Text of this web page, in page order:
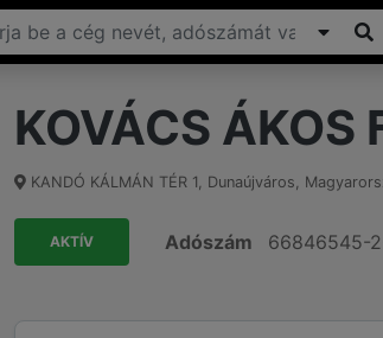
KOVÁCS ÁKOS
KANDÓ KÁLMÁN TÉR 1, Dunaújváros,
AKTÍV Adószám 66846545-